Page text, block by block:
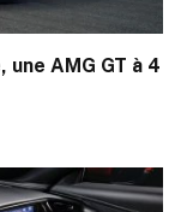
AMG GT à 4